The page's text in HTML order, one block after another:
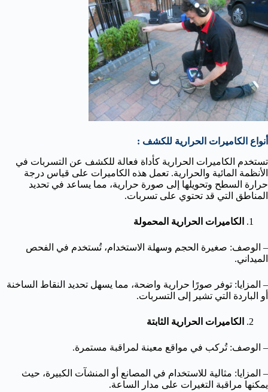
أنواع الكاميرات الحرارية للكشف :
تستخدم الكاميرات الحرارية كأداة فعالة للكشف عن التسربات في
الأنظمة المائية والحرارية. تعمل هذه الكاميرات على قياس درجة
حرارة السطح وتحويلها إلى صورة حرارية، مما يساعد في تحديد
المناطق التي قد تحتوي على تسربات.
الكاميرات الحرارية المحمولة
– الوصف: صغيرة الحجم وسهلة الاستخدام، تُستخدم في الفحص
الميداني.
– المزايا: توفر صورًا حرارية واضحة، مما يسهل تحديد النقاط الساخنة
أو الباردة التي تشير إلى التسربات.
الكاميرات الحرارية الثابتة
– الوصف: تُركب في مواقع معينة لمراقبة مستمرة.
– المزايا: مثالية للاستخدام في المصانع أو المنشآت الكبيرة، حيث
يمكنها مراقبة التغيرات على مدار الساعة.